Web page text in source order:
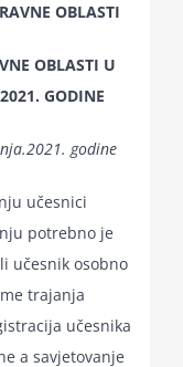
OBLASTI
OBLASTI U
GODINE
godine
učesnici
potrebno je
učesnik osobno
trajanja
učesnika
a savjetovanje